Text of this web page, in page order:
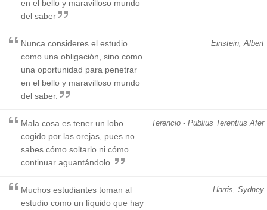
en el bello y maravilloso mundo
del saber
Einstein, Albert
Nunca consideres el estudio
como una obligación, sino como
una oportunidad para penetrar
en el bello y maravilloso mundo
del saber.
Terencio - Publius Terentius Afer
Mala cosa es tener un lobo
cogido por las orejas, pues no
sabes cómo soltarlo ni cómo
continuar aguantándolo.
Harris, Sydney
Muchos estudiantes toman al
estudio como un líquido que hay